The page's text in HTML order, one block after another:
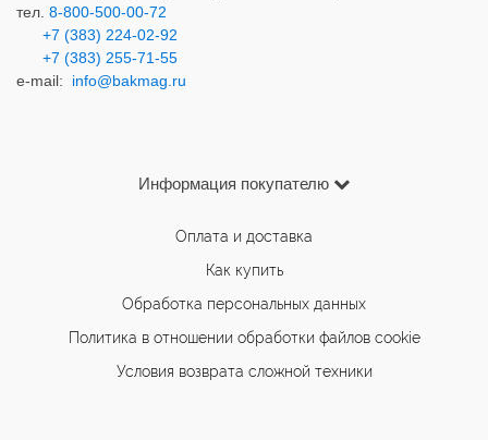
тел. 8-800-500-00-72
+7 (383) 224-02-92
+7 (383) 255-71-55
e-mail: info@bakmag.ru
Информация покупателю
Оплата и доставка
Как купить
Обработка персональных данных
Политика в отношении обработки файлов cookie
Условия возврата сложной техники